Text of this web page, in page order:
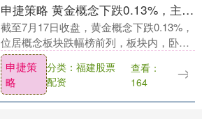
申捷策略 黄金概念下跌0.13%，主力资金净流出50股
截至7月17日收盘，黄金概念下跌0.13%，
位居概念板块跌幅榜前列，板块内，卧龙
新能、金一文化、福达合金等跌幅居前，
股价上涨的有26只，涨幅居前的有衢州发
展、海....
申捷策
略
分类：福建股票
配资
查看：
164